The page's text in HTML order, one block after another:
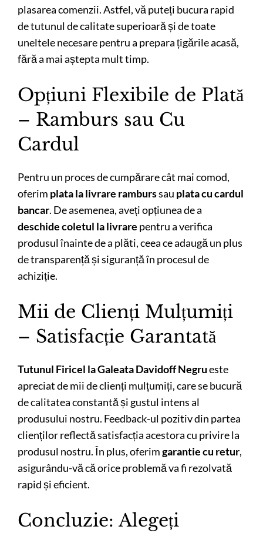
plasarea comenzii. Astfel, vă puteți bucura rapid
de tutunul de calitate superioară și de toate
uneltele necesare pentru a prepara țigările acasă,
fără a mai aștepta mult timp.
Opțiuni Flexibile de Plată
– Ramburs sau Cu
Cardul
Pentru un proces de cumpărare cât mai comod,
oferim plata la livrare ramburssau plata cu cardul
bancar. De asemenea, aveți opțiunea de a
deschide coletul la livrare pentru a verifica
produsul înainte de a plăti, ceea ce adaugă un plus
de transparență și siguranță în procesul de
achiziție.
Mii de Clienți Mulțumiți
– Satisfacție Garantată
Tutunul Firicel la Galeata Davidoff Negrueste
apreciat de mii de clienți mulțumiți, care se bucură
de calitatea constantă și gustul intens al
produsului nostru. Feedback-ul pozitiv din partea
clienților reflectă satisfacția acestora cu privire la
produsul nostru. În plus, oferimgarantie cu retur,
asigurându-vă că orice problemă va fi rezolvată
rapid și eficient.
Concluzie: Alegeți